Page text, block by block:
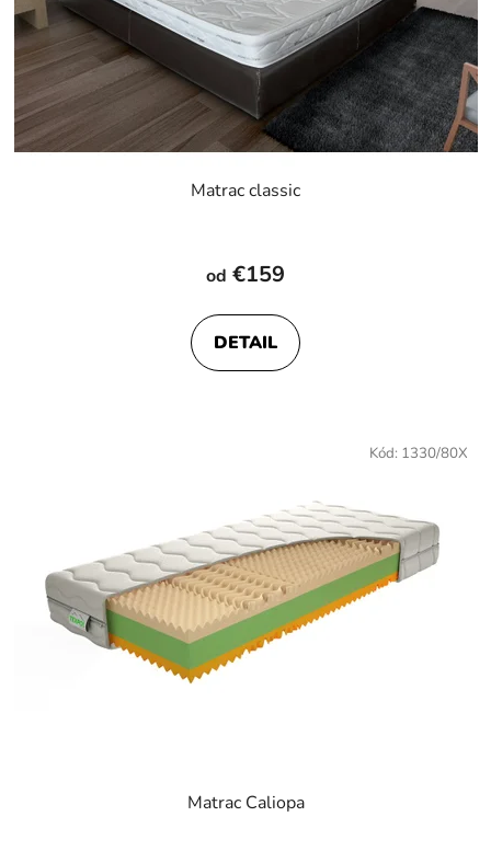
Matrac classic
hodnotenie
je
5,0
od €159
DETAIL
Matrac Caliopa
Kód: 1330/80X